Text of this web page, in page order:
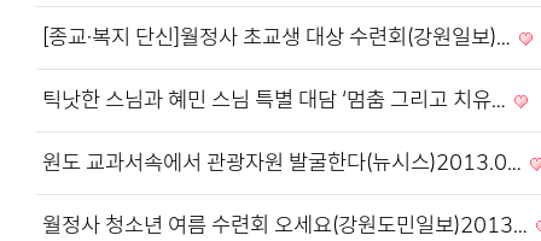
[종교·복지 단신]월정사 초교생 대상 수련회(강원일보)…
틱낫한 스님과 혜민 스님 특별 대담 ‘멈춤 그리고 치유…
원도 교과서속에서 관광자원 발굴한다(뉴시스)2013.0…
월정사 청소년 여름 수련회 오세요(강원도민일보)2013…